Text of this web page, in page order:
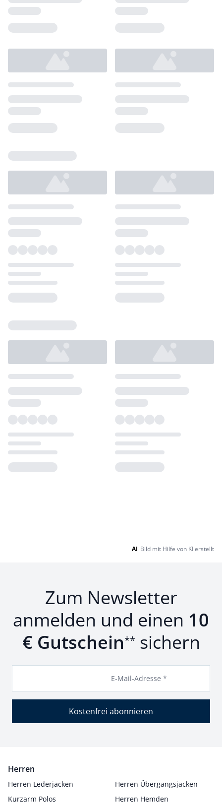
AI Bild mit Hilfe von KI erstellt
Zum Newsletter
anmelden und einen 10
€ Gutschein** sichern
E-Mail-Adresse *
Kostenfrei abonnieren
Herren
Herren Lederjacken
Herren Übergangsjacken
Kurzarm Polos
Herren Hemden